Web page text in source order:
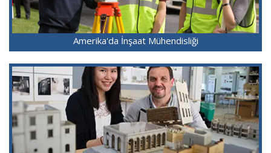
Amerika'da İnşaat Mühendisliği